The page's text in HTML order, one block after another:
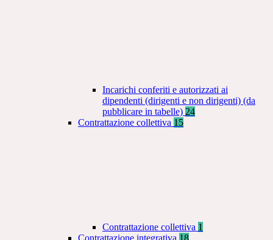
Incarichi conferiti e autorizzati ai
dipendenti (dirigenti e non dirigenti) (da
pubblicare in tabelle) 24
Contrattazione collettiva 15
Contrattazione collettiva 1